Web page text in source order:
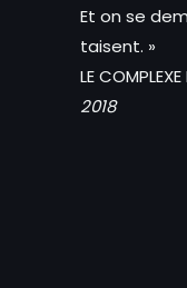
Et on se
taisent. »
LE
2018